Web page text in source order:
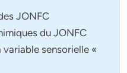
JONFC
du JONFC
sensorielle «